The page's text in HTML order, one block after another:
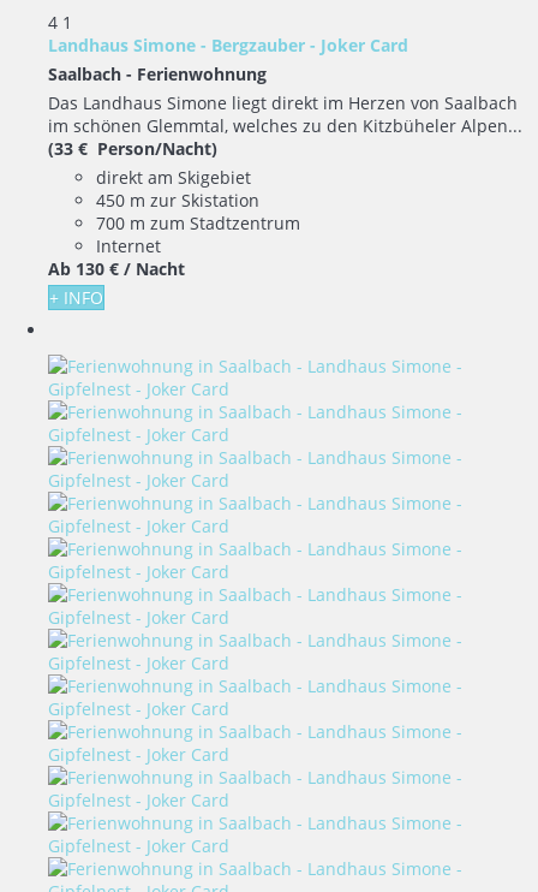
4 1
Landhaus Simone - Bergzauber - Joker Card
Saalbach - Ferienwohnung
Das Landhaus Simone liegt direkt im Herzen von Saalbach
im schönen Glemmtal, welches zu den Kitzbüheler Alpen...
(33 € Person/Nacht)
direkt am Skigebiet
450 m zur Skistation
700 m zum Stadtzentrum
Internet
Ab 130 € / Nacht
+ INFO